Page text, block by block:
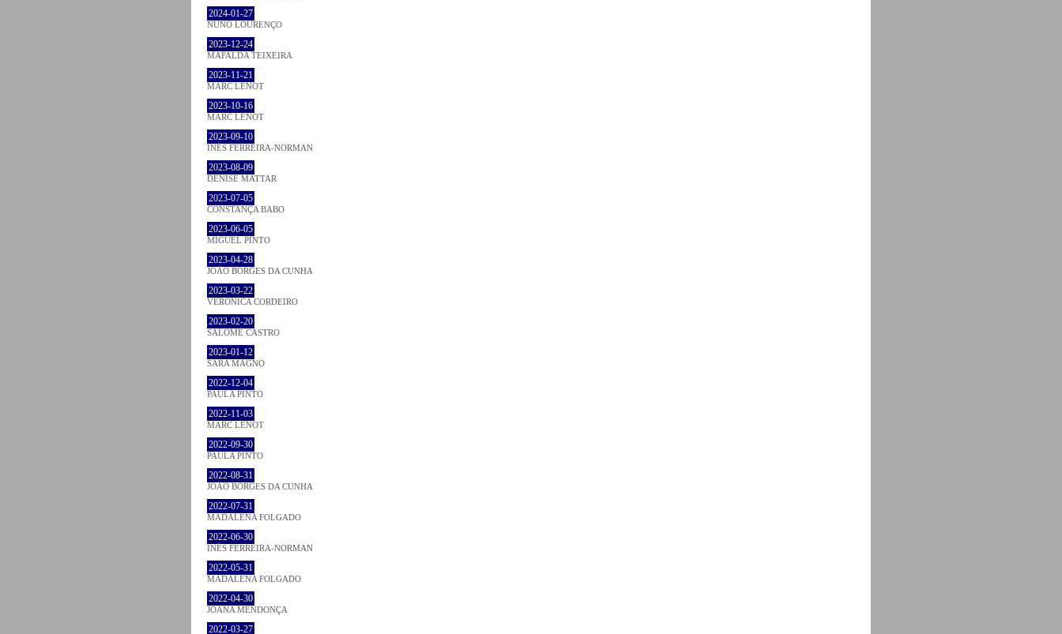
2024-01-27
NUNO LOURENÇO
2023-12-24
MAFALDA TEIXEIRA
2023-11-21
MARC LENOT
2023-10-16
MARC LENOT
2023-09-10
INÊS FERREIRA-NORMAN
2023-08-09
DENISE MATTAR
2023-07-05
CONSTANÇA BABO
2023-06-05
MIGUEL PINTO
2023-04-28
JOÃO BORGES DA CUNHA
2023-03-22
VERONICA CORDEIRO
2023-02-20
SALOMÉ CASTRO
2023-01-12
SARA MAGNO
2022-12-04
PAULA PINTO
2022-11-03
MARC LENOT
2022-09-30
PAULA PINTO
2022-08-31
JOÃO BORGES DA CUNHA
2022-07-31
MADALENA FOLGADO
2022-06-30
INÊS FERREIRA-NORMAN
2022-05-31
MADALENA FOLGADO
2022-04-30
JOANA MENDONÇA
2022-03-27